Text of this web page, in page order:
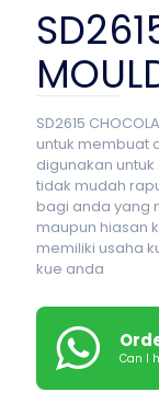
SD2615
untuk membuat
digunakan
tidak mudah
bagi anda yang
maupun hiasan
memiliki usaha
kue anda
Can I